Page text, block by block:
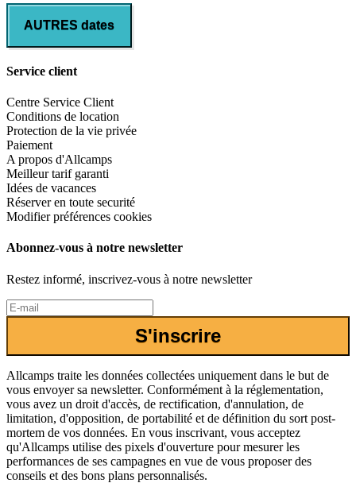
AUTRES dates
Service client
Centre Service Client
Conditions de location
Protection de la vie privée
Paiement
A propos d'Allcamps
Meilleur tarif garanti
Idées de vacances
Réserver en toute securité
Modifier préférences cookies
Abonnez-vous à notre newsletter
Restez informé, inscrivez-vous à notre newsletter
S'inscrire
Allcamps traite les données collectées uniquement dans le but de
vous envoyer sa newsletter. Conformément à la réglementation,
vous avez un droit d'accès, de rectification, d'annulation, de
limitation, d'opposition, de portabilité et de définition du sort post-
mortem de vos données. En vous inscrivant, vous acceptez
qu'Allcamps utilise des pixels d'ouverture pour mesurer les
performances de ses campagnes en vue de vous proposer des
conseils et des bons plans personnalisés.